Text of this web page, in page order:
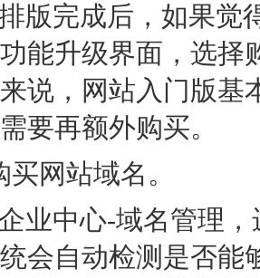
版完成后，如果觉
能升级界面，选择
说，网站入门版基
要再额外购买。
买网站域名。
业中心-域名管理
会自动检测是否能